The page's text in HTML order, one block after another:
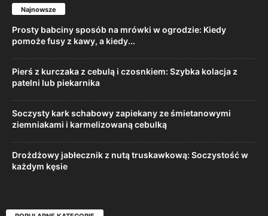
Najnowsze
Prosty babciny sposób na mrówki w ogrodzie: Kiedy
pomoże fusy z kawy, a kiedy...
Pierś z kurczaka z cebulą i czosnkiem: Szybka kolacja z
patelni lub piekarnika
Soczysty kark schabowy zapiekany ze śmietanowymi
ziemniakami i karmelizowaną cebulką
Drożdżowy jabłecznik z nutą truskawkową: Soczystość w
każdym kęsie